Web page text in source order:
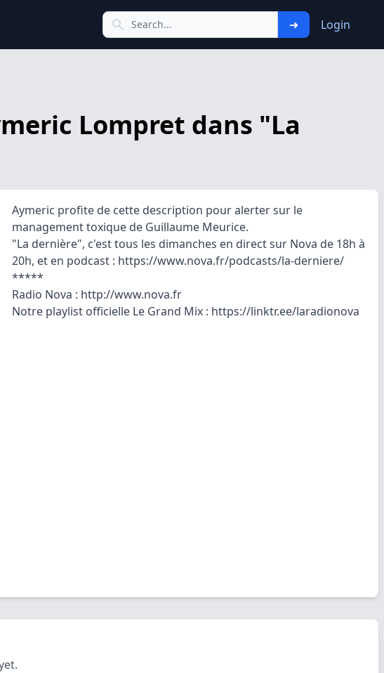
Login
➜
Lompret dans "La
Aymeric profite de cette description pour alerter sur le
management toxique de Guillaume Meurice.
"La dernière", c'est tous les dimanches en direct sur Nova de 18h à
20h, et en podcast : https://www.nova.fr/podcasts/la-derniere/
*****
Radio Nova : http://www.nova.fr
Notre playlist officielle Le Grand Mix : https://linktr.ee/laradionova